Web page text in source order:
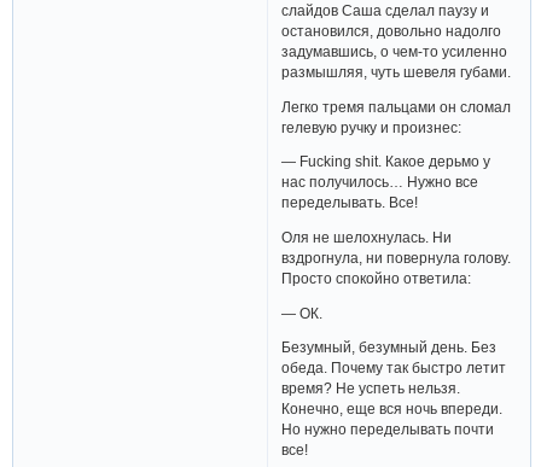
слайдов Саша сделал паузу и
остановился, довольно надолго
задумавшись, о чем-то усиленно
размышляя, чуть шевеля губами.
Легко тремя пальцами он сломал
гелевую ручку и произнес:
— Fucking shit. Какое дерьмо у
нас получилось… Нужно все
переделывать. Все!
Оля не шелохнулась. Ни
вздрогнула, ни повернула голову.
Просто спокойно ответила:
— ОК.
Безумный, безумный день. Без
обеда. Почему так быстро летит
время? Не успеть нельзя.
Конечно, еще вся ночь впереди.
Но нужно переделывать почти
все!